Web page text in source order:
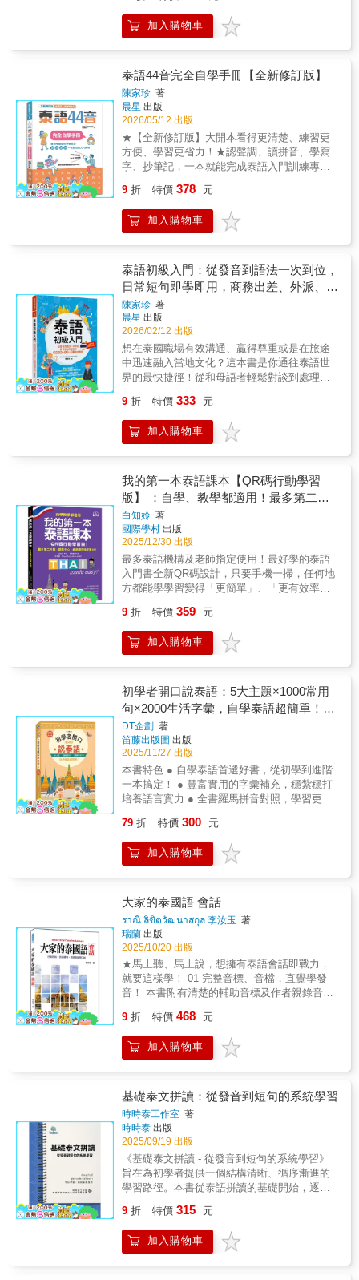
句補充，幫助你將單字放進語境中，更容易應
用‧精心設計手寫練習欄位，提供足夠的書寫空
間實際動筆加深記憶你會發現寫完1頁時，腦中
能在腦海中浮現出泰文的樣子；當你寫完整
本，已經具備了初步的泰語基礎能力！★本書
為誰而準備？‧完全零基礎的泰語初學者‧想加強
泰文書寫能力與單字記憶的學習者‧喜歡手寫、
重視筆感與記憶連結的人‧想用簡單方式建立泰
語基礎的自學者就讓這本基礎800寫字帖，成為
你最強的泰語輔助記憶學習工具！本書特色◎
讀、高頻單字與實用例句◎看懂字母結構：附
泰文字母筆劃引導，幫助快速掌握正確寫法◎
熟悉常用字詞：精選初級必備單字，實際動手
寫更快熟悉字形、加深印象◎練出穩定筆感：
穩、更順◎邊寫邊聽更好記：搭配泰籍作者親
錄雲端音檔，加深字形、讀音與字義連結
蓋9大生活主題，依環境說出合適的西語句子！
4. 最好說！全書70組會話，皆是日常實用對
檔，隨聽、隨背學習西語效率更高！想開始學
習西語，卻不知道從何開始嗎？學完發音後，
下一步又該學什麼呢？《實用西語，一本搞
定！》，絕對是您入門西語的最佳選擇！讓您
發音、單字、句型、會話，一本搞定！ 西
班牙語是全球第三大語言，使用人口超過四億
多人，是聯合國六大官方語言之一，也是許多
人學習第二外語的首選。 José老師和
Esteban老師深知華語圈的西班牙語初學者，經
挑戰。因此，設計了《實用西語，一本搞
定！》這本西班牙語入門學習書，將龐雜的西
班牙語系統精粹出最易於吸收的學習架構，期
且具高度實用性的西語自學指南。 本書從
扎實的「基礎發音篇」教學，到分門別類的
「實用單字篇」運用，搭配音檔，讓您實用西
語一本搞定！1.基礎發音篇：穩扎穩打，踏踏
實實地奠定西語口說基礎！‧詳盡說明5個母音、
22個子音、14個雙母音及4個三母音的發音重
點，再搭配「拼拼看 ¡A practicar!」、「唸唸看
¡A leer!」、及「說說看 ¡A hablar!」等，帶您
音：ㄅ發音重點：嘴巴緊閉，讓空氣從嘴唇爆
出，發出像是注音「ㄅ」的聲音。拼拼看 ¡A
practicar!：ba‧be‧bi‧bo‧bu唸唸看 ¡A leer!：
barato（便宜）、bola（球）、banco（銀行）
臨。）、¡Bien hecho!（做得好！）‧在「重音
Acento」單元，將說明化繁為簡，精粹出「五
個重音規則」，幫您正確掌握西語獨特的節奏
與重音位置！【例】母音和子音n、s結尾的
詞，重音在倒數第二個音節。silla（椅子）、
mapa（地圖）、leche（牛奶）、
manzana（蘋果）、playa（海灘）、
examen（考試）、gratis（免費）‧在「文法
Gramática」單元，系統性地解說「三大基礎西
語文法」，為您建立穩固西語文法邏輯！
【例】名詞和形容詞的陽性、陰性西班牙語的
名詞有陽性、陰性之分，通常名詞字尾出現
「a」、「ción」、「sión」、「dad」時，代
表該名詞是陰性名詞；若名詞字尾沒有上述四
狗）、「habitación」（房間）、「diversión」
（娛樂）、「calidad」（品質），皆為陰性名
詞。「perro」（公狗），則是陽性名詞。2.實
用單字篇：分門別類，涵蓋日常生活的西語單
字、句型和對話！‧網羅「身分」、「身體」、
「生活」、「住家」、「自然」、「旅遊」、
「飲食」、「時間」、「數字」等九大主題，
豐富您的西語詞彙！‧從「用用看 ¡A
字，互相搭配，就是要您舉一反三，說出最適
tiene una cocina.（我家有一間廚房。）
cocina（廚房）escalera（樓梯）
habitación（臥室 / 房間）puerta（門）
sala（客廳）terraza（陽臺、露臺）‧「講講看
¡A conversar!」提供70組日常西語對話，您也
能大膽使用西語進行溝通表達！【例】講講
看！ ¡A conversar!A: ¿Cómo es tu casa? 你的
家是什麼樣子？B: Mi casa tiene tres
habitaciones, dos baños y un patio. 我的家有
三間臥室、兩間浴室和一個院子。3.學習音
檔：由José老師和Esteban老師一同錄製，請
邊聽邊學，學好最實用的西班牙語！ ‧本書採用
「西語唸一遍、中文唸一遍」的雙軌對照錄
音，讓您沉浸在中西雙語的學習環境，縮短雙
語轉換時間，學習效果更加倍。‧掃描封面QR
一本搞定！》學好5個母音、22個子音、14個雙
母音及4個三母音的發音重點，認識122個句型
及1500個單字，還有70組對話，只要跟著反覆
練習，必能一舉征服西語！
加入購物車
泰語44音完全自學手冊【全新修訂版】
陳家珍 著
晨星 出版
2026/05/12 出版
★【全新修訂版】大開本看得更清楚、練習更
方便、學習更省力！★認聲調、讀拼音、學寫
字、抄筆記，一本就能完成泰語入門訓練專為
的入門教材！搭配泰籍作者親錄MP3雲端音
檔，讓你迅速學會最自然道地的44音！字母結
構+書寫筆劃+發音技巧+生活單字+日常會話從
跟著寫，輕鬆掌握發音、語調及節奏！★解說
詳盡，想學不會都很難！‧泰文字源：了解毛毛
蟲文字的起源發展與特色‧語調規則：快速掌握5
種泰語聲調的唸法與技巧‧書寫筆劃：影片示範
筆順和寫法，跟著寫、忘不了‧生活單字：精選
最常說、最實用的核心單字‧日常會話：現學現
說，道地泰國生活用語一次上手‧鍵盤打字：圖
解輸入法安裝與打字訣竅，聊天、發動態輕鬆
自如本書特色◎大開本修訂版優化使用功能，
閱讀、手寫、筆記都更便利，學習更輕鬆◎來
何完全自學毛毛蟲文字◎以藍紅綠色清楚標示
中、高、低子音，搞懂分類、聲調及拼音事半
功倍◎發音不道地別擔心，泰籍作者親錄雲端
9 折 特價 378 元
加入購物車
泰語初級入門：從發音到語法一次到位，
日常短句即學即用，商務出差、外派、旅
行自信應對
陳家珍 著
晨星 出版
2026/02/12 出版
想在泰國職場有效溝通、贏得尊重或是在旅途
中迅速融入當地文化？這本書是你通往泰語世
界的最快捷徑！從和母語者輕鬆對談到處理日
要拿書隨手一翻，就能立即派上用場！從零開
始，一步一步建立自信讓泰語成為你職場與生
活的強大助力！★自信應對每一個場合先閉上
在地與當地居民閒談、討價還價；身處異國機
場，你更能迅速解決各種突發狀況。這本書不
僅要帶給你語言能力，更要賦予你自信與從
容！★內容亮點：現學現賣、即學即用告別零
散學習資源，讓學習變得更高效、更有系統！
1.發音全掌握，聲調不再是難題泰語的5個聲調
是許多學習者的第一道關卡。本書從零開始，
清晰的發音規則解說和實例練習，讓你快速掌
握每個音調的發音訣竅。搭配泰籍作者精心錄
製的MP3示範音檔，你可以隨時隨地跟讀模
一次到位作者精選超過1300個外派出差、旅行
觀光與當地生活時溝通必備的單字與句型，從
閒話家常到商務場合的簡單用語應有盡有，隨
即學即用本書收錄大量實用日常短句，例如：
「請說慢一點。」「可以用信用卡付費嗎？」
「我想要開立活期存款帳戶和支票存款帳
戶。」生活一旦需要，翻開書立刻就能派上用
場，無需死記硬背也能靈活運用。★如何使用
本書？1.結構清晰，適合自學或搭配課程你可
以循序漸進地一課一課學習，也能根據需求直
接跳到特定章節，例如在出差之前快速複習日
句，靈活運用效率更高。2.掃描QR Code播放
掃描下去，走到哪裡都能跟著泰籍老師一起大
聲朗讀，自然而然掌握道地發音和語調。只有
透過反覆練習，你才能熟悉泰語的發音、聲調
和語法結構，一步步培養語感，讓泰語發音更
加流暢自然。本書特色◎專為自學者設計，輕
鬆上手：只要有一點泰語基礎，即可使用本
書，快速掌握實用表達，輕鬆入門◎商務、短
期生活、旅行，全方位適用：收錄日常生活各
種情境，讓在長期工作、短期生活或旅遊觀光
的你，都能自在應對
9 折 特價 333 元
加入購物車
我的第一本泰語課本【QR碼行動學習
版】 ：自學、教學都適用！最多第二外
語、語言中心、網路課程指定教材！
白知姈 著
國際學村 出版
2025/12/30 出版
最多泰語機構及老師指定使用！最好學的泰語
入門書全新QR碼設計，只要手機一掃，任何地
方都能學學習變得「更簡單」、「更有效率」
溝通能力更是一本編排簡單、淺顯易懂、讓你
學習無壓力、無負擔的泰語學習書從泰語字
母、發音開始講解，並有音檔輔助，從零開始
泰語、更學到泰國的迷人文化！泰語學習史上
第一本，最適合當作基礎教學、自學的課本
9 折 特價 359 元
加入購物車
初學者開口說泰語：5大主題×1000常用
句×2000生活字彙，自學泰語超簡單！
（附QR Code線上音檔）
DT企劃 著
笛藤出版圖 出版
2025/11/27 出版
本書特色 ● 自學泰語首選好書，從初學到進階
一本搞定！ ● 豐富實用的字彙補充，穩紮穩打
培養語言實力 ● 全書羅馬拼音對照，學習更輕
說一次到位 泰語初學者自學首選！附全書MP3
線上音檔，初學也能馬上開口說！5大主題
×1000常用句×2000生活字彙單字例句豐富實
語。第1～3章介紹基本的泰語生活用語；第4章
介紹泰國旅遊的實用會話例句；第5章介紹泰國
的行政區域，讓讀者能透過此書增進泰語實
力。本書豐富的內容，能全方位充實泰語字彙
與會話句型，對初學者來說無疑是一本全能的
泰語入門學習書！全書中泰對照單字、例句、
搭配專業老師錄製的MP3音檔，走到哪聽到
哪，記憶更深刻、聽說更流暢！活用本書，相
信一定可以達到意想不到的學習效果唷！
79 折 特價 300 元
加入購物車
大家的泰國語 會話
ราณี ลิขิตวัฒนาสกุล 李汝玉 著
瑞蘭 出版
2025/10/20 出版
★馬上聽、馬上說，想擁有泰語會話即戰力，
就要這樣學！ 01 完整音標、音檔，直覺學發
音！ 本書附有清楚的輔助音標及作者親錄音
練，讓您自然而然開口說！ 02 豐富單字，用字
更多元！ 依照每課情境，精選豐富多樣的單
字。再也不怕找不到適合的詞彙，讓您的表達
輕鬆有趣的會話單元，讓您逐步建立泰語口說
邏輯，迅速融入生活！ 04 實用句型，隨時派上
場！ 怕學了卻不知道怎麼用？本書收錄高使用
頻率的實用句型，並配合單字代換練習，讓您
反覆記憶、靈活運用！ 說遍泰國無敵手！直覺
學習泰語會話，這一本就夠！清楚易懂的輔助
音標、作者親錄音檔，套用最貼近日常的情
境，讓您聽了就會說，輕鬆旅遊、購物、交朋
友！★本書適用對象：˙泰語好有趣，但覺得泰
鬆學會泰語，開心旅遊交朋友？˙因工作需求，
急迫地需要具備口說能力？˙很怕太難又不實用
的泰語會話書？有上述需求的讀者有福了！教
9 折 特價 468 元
加入購物車
基礎泰文拼讀：從發音到短句的系統學習
時時泰工作室 著
時時泰 出版
2025/09/19 出版
《基礎泰文拼讀 - 從發音到短句的系統學習》
旨在為初學者提供一個結構清晰、循序漸進的
學習路徑。本書從泰語拼讀的基礎開始，逐步
與母音的發音規則，並進一步熟悉聲調的應
用，最終過渡到短句的拼讀練習。本書的設計
理念是「由淺入深，循序漸進」。每章節都包
9 折 特價 315 元
加入購物車